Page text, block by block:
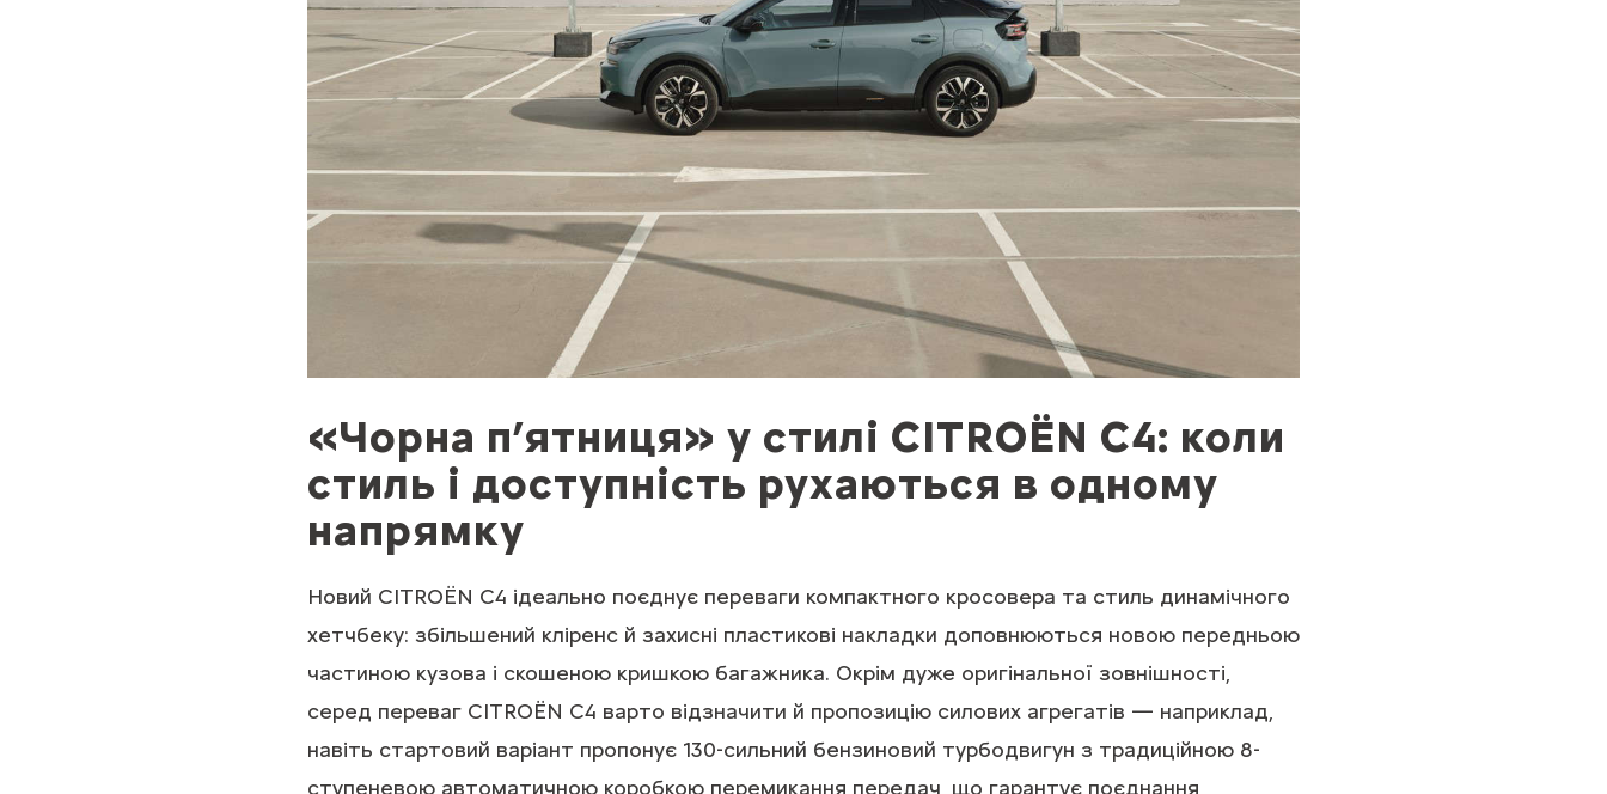
«Чорна п’ятниця» у стилі CITROЁN C4: коли
стиль і доступність рухаються в одному
напрямку
Новий CITROЁN C4 ідеально поєднує переваги компактного кросовера та стиль динамічного
хетчбеку: збільшений кліренс й захисні пластикові накладки доповнюються новою передньою
частиною кузова і скошеною кришкою багажника. Окрім дуже оригінальної зовнішності,
серед переваг CITROЁN C4 варто відзначити й пропозицію силових агрегатів — наприклад,
навіть стартовий варіант пропонує 130-сильний бензиновий турбодвигун з традиційною 8-
ступеневою автоматичною коробкою перемикання передач, що гарантує поєднання